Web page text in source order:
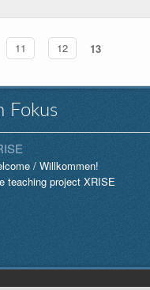
11 12 13
Fokus
/ Willkommen!
teaching project XRISE